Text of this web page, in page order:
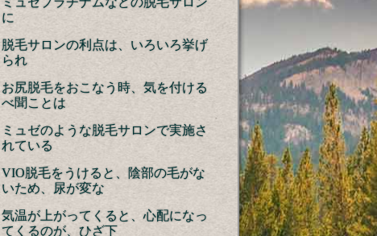
に
脱毛サロンの利点は、いろいろ挙げ
られ
お尻脱毛をおこなう時、気を付ける
べ聞ことは
ミュゼのような脱毛サロンで実施さ
れている
VIO脱毛をうけると、陰部の毛がな
いため、尿が変な
気温が上がってくると、心配になっ
てくるのが、ひざ下